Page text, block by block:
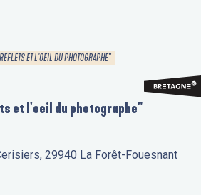
ET L'OEIL DU PHOTOGRAPHE"
et l'oeil du photographe"
29940 La Forêt-Fouesnant